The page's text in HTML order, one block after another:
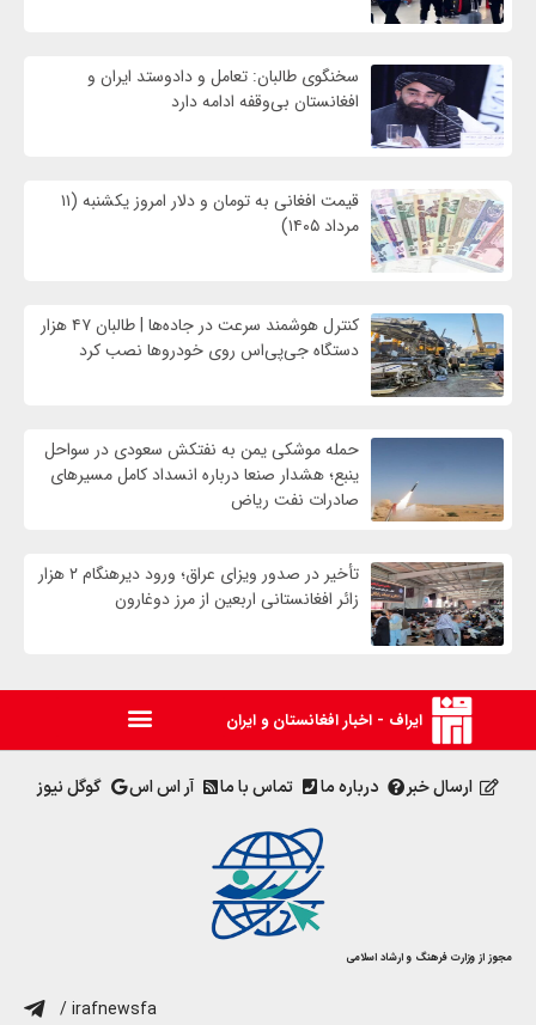
سخنگوی طالبان: تعامل و دادوستد ایران و
افغانستان بی‌وقفه ادامه دارد
قیمت افغانی به تومان و دلار امروز یکشنبه (۱۱
مرداد ۱۴۰۵)
کنترل هوشمند سرعت در جاده‌ها | طالبان ۴۷ هزار
دستگاه جی‌پی‌اس روی خودروها نصب کرد
حمله موشکی یمن به نفتکش سعودی در سواحل
ینبع؛ هشدار صنعا درباره انسداد کامل مسیرهای
صادرات نفت ریاض
تأخیر در صدور ویزای عراق؛ ورود دیرهنگام ۲ هزار
زائر افغانستانی اربعین از مرز دوغارون
ایراف - اخبار افغانستان و ایران
ارسال خبر درباره ما تماس با ما آر اس اس گوگل نیوز
مجوز از وزارت فرهنگ و ارشاد اسلامی
/ irafnewsfa